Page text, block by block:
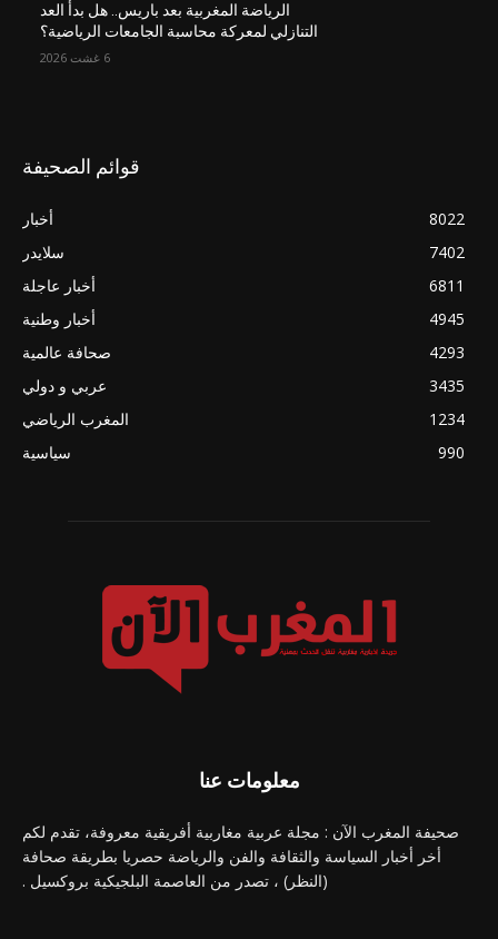
الرياضة المغربية بعد باريس.. هل بدأ العد
التنازلي لمعركة محاسبة الجامعات الرياضية؟
6 غشت 2026
قوائم الصحيفة
أخبار
8022
سلايدر
7402
أخبار عاجلة
6811
أخبار وطنية
4945
صحافة عالمية
4293
عربي و دولي
3435
المغرب الرياضي
1234
سياسية
990
معلومات عنا
صحيفة المغرب الآن : مجلة عربية مغاربية أفريقية معروفة، تقدم لكم
أخر أخبار السياسة والثقافة والفن والرياضة حصريا بطريقة صحافة
(النظر) ، تصدر من العاصمة البلجيكية بروكسيل .